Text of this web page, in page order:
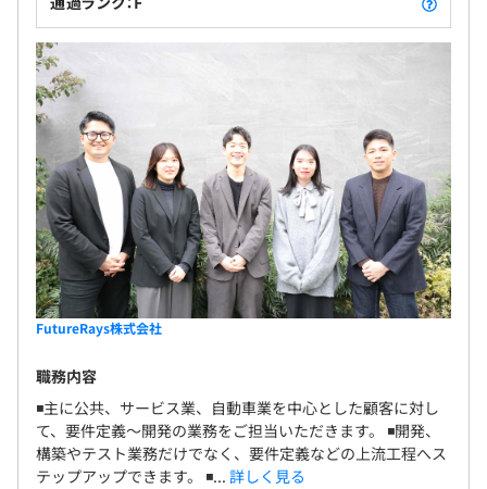
FutureRays株式会社
職務内容
◾️主に公共、サービス業、自動車業を中心とした顧客に対し
て、要件定義～開発の業務をご担当いただきます。 ◾️開発、
構築やテスト業務だけでなく、要件定義などの上流工程へス
テップアップできます。 ◾... 詳しく見る